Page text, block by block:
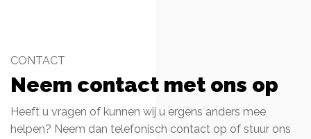
CONTACT
Neem contact met ons op
Heeft u vragen of kunnen wij u ergens anders mee
helpen? Neem dan telefonisch contact op of stuur ons